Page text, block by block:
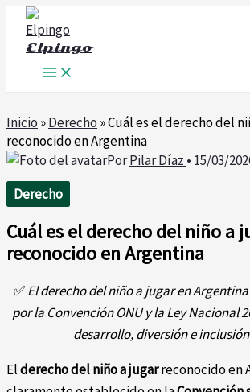
contenido
Elpingo
Inicio »Derecho »Cuál es el derecho del
reconocido en Argentina
PorPilar Díaz • 15/03/
Derecho
Cuál es el derecho del niño a
reconocido en Argentina
✅El derecho del niño a jugar en
por la Convención ONU y la Ley Nacional
desarrollo, diversión e
Elderecho del niño a jugarreconocido en